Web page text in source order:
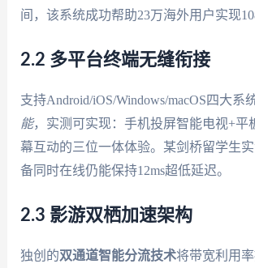
间，该系统成功帮助23万海外用户实现
2.2 多平台终端无缝衔接
支持Android/iOS/Windows/macOS四大系
能，实测可实现：手机投屏智能电视+平
幕互动的三位一体体验。某剑桥留学生
备同时在线仍能保持12ms超低延迟。
2.3 影游双栖加速架构
独创的双通道智能分流技术将带宽利用率